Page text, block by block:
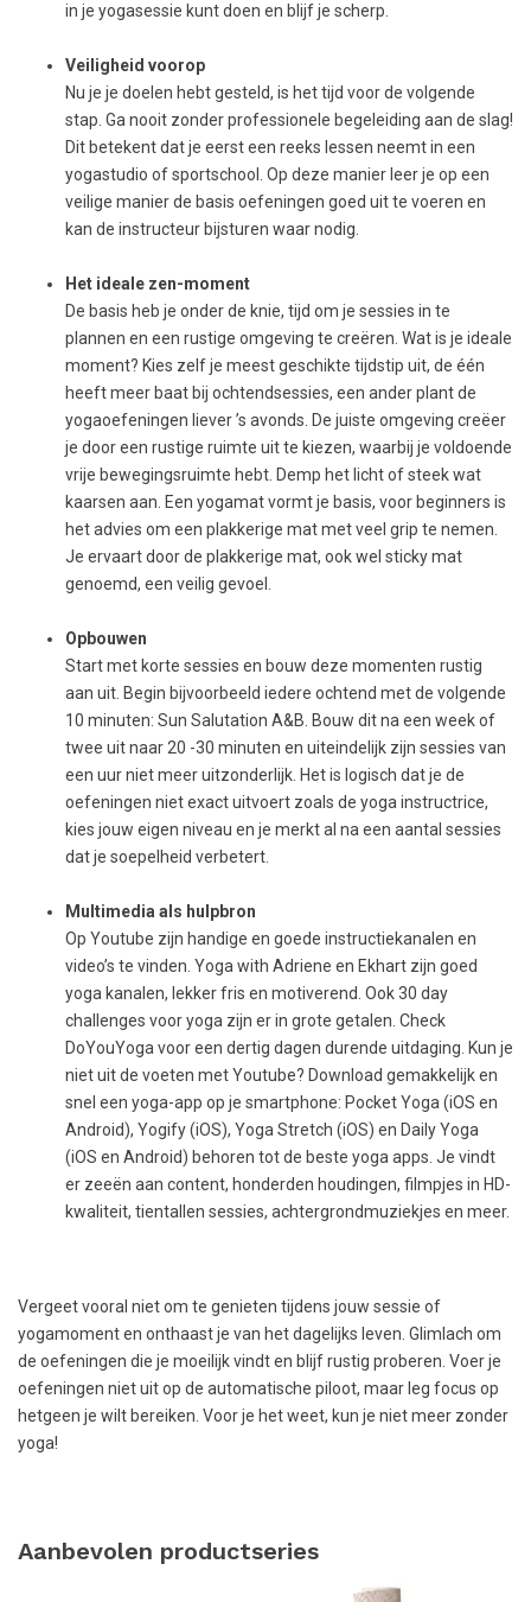
in je yogasessie kunt doen en blijf je scherp.
Veiligheid voorop
Nu je je doelen hebt gesteld, is het tijd voor de volgende
stap. Ga nooit zonder professionele begeleiding aan de slag!
Dit betekent dat je eerst een reeks lessen neemt in een
yogastudio of sportschool. Op deze manier leer je op een
veilige manier de basis oefeningen goed uit te voeren en
kan de instructeur bijsturen waar nodig.
Het ideale zen-moment
De basis heb je onder de knie, tijd om je sessies in te
plannen en een rustige omgeving te creëren. Wat is je ideale
moment? Kies zelf je meest geschikte tijdstip uit, de één
heeft meer baat bij ochtendsessies, een ander plant de
yogaoefeningen liever ’s avonds. De juiste omgeving creëer
je door een rustige ruimte uit te kiezen, waarbij je voldoende
vrije bewegingsruimte hebt. Demp het licht of steek wat
kaarsen aan. Een yogamat vormt je basis, voor beginners is
het advies om een plakkerige mat met veel grip te nemen.
Je ervaart door de plakkerige mat, ook wel sticky mat
genoemd, een veilig gevoel.
Opbouwen
Start met korte sessies en bouw deze momenten rustig
aan uit. Begin bijvoorbeeld iedere ochtend met de volgende
10 minuten: Sun Salutation A&B. Bouw dit na een week of
twee uit naar 20 -30 minuten en uiteindelijk zijn sessies van
een uur niet meer uitzonderlijk. Het is logisch dat je de
oefeningen niet exact uitvoert zoals de yoga instructrice,
kies jouw eigen niveau en je merkt al na een aantal sessies
dat je soepelheid verbetert.
Multimedia als hulpbron
Op Youtube zijn handige en goede instructiekanalen en
video’s te vinden. Yoga with Adriene en Ekhart zijn goed
yoga kanalen, lekker fris en motiverend. Ook 30 day
challenges voor yoga zijn er in grote getalen. Check
DoYouYoga voor een dertig dagen durende uitdaging. Kun je
niet uit de voeten met Youtube? Download gemakkelijk en
snel een yoga-app op je smartphone: Pocket Yoga (iOS en
Android), Yogify (iOS), Yoga Stretch (iOS) en Daily Yoga
(iOS en Android) behoren tot de beste yoga apps. Je vindt
er zeeën aan content, honderden houdingen, filmpjes in HD-
kwaliteit, tientallen sessies, achtergrondmuziekjes en meer.
Vergeet vooral niet om te genieten tijdens jouw sessie of
yogamoment en onthaast je van het dagelijks leven. Glimlach om
de oefeningen die je moeilijk vindt en blijf rustig proberen. Voer je
oefeningen niet uit op de automatische piloot, maar leg focus op
hetgeen je wilt bereiken. Voor je het weet, kun je niet meer zonder
yoga!
Aanbevolen productseries